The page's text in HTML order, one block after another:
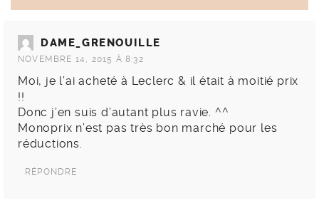
DAME_GRENOUILLE
NOVEMBRE 14, 2015 À 8:32
Moi, je l’ai acheté à Leclerc & il était à moitié prix
!!
Donc j’en suis d’autant plus ravie. ^^
Monoprix n’est pas très bon marché pour les
réductions.
RÉPONDRE